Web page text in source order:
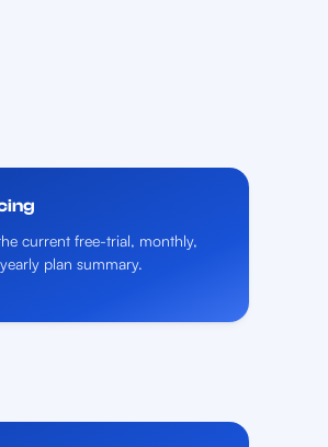
current free-trial, monthly,
plan summary.